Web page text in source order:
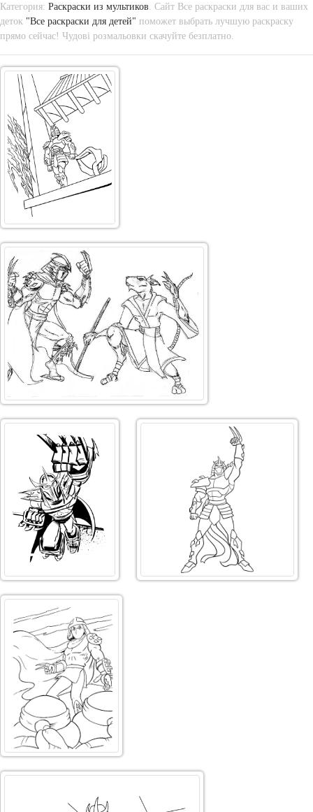
Категория: Раскраски из мультиков . Сайт Все раскраски для вас и ваших
деток "Все раскраски для детей" поможет выбрать лучшую раскраску
прямо сейчас! Чудові розмальовки скачуйте безплатно.